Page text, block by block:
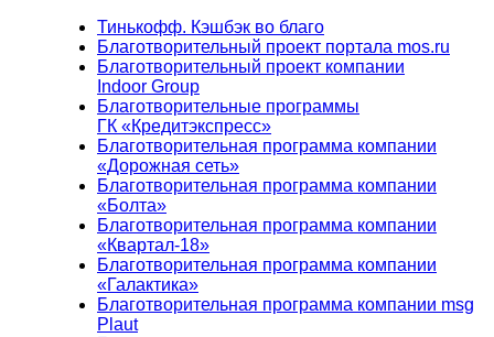
Тинькофф. Кэшбэк во благо
Благотворительный проект портала mos.ru
Благотворительный проект компании
Indoor Group
Благотворительные программы
ГК «Кредитэкспресс»
Благотворительная программа компании
«Дорожная сеть»
Благотворительная программа компании
«Болта»
Благотворительная программа компании
«Квартал-18»
Благотворительная программа компании
«Галактика»
Благотворительная программа компании msg
Plaut